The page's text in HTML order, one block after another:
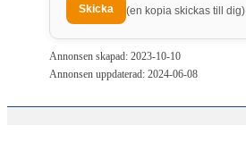
(en kopia skickas till dig)
Annonsen skapad: 2023-10-10
Annonsen uppdaterad: 2024-06-08